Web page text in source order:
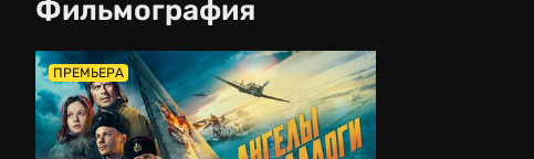
Фильмография
ПРЕМЬЕРА